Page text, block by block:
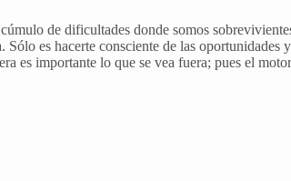
de dificultades donde somos
es hacerte consciente de las
es importante lo que se vea fuera; pues el